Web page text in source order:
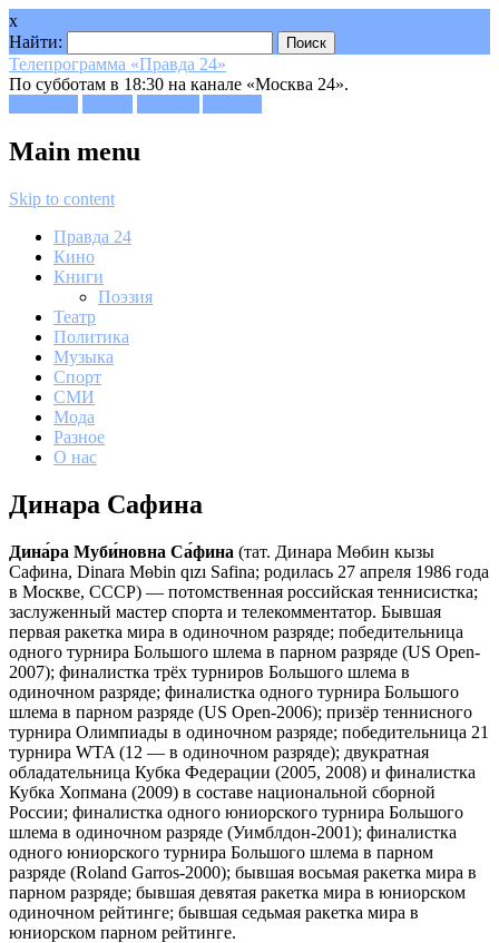
x
Найти:
Телепрограмма «Правда 24»
По субботам в 18:30 на канале «Москва 24».
Main menu
Skip to content
Правда 24
Кино
Книги
Поэзия
Театр
Политика
Музыка
Спорт
СМИ
Мода
Разное
О нас
Динара Сафина
Дина́ра Муби́новна Са́фина (тат. Динара Мөбин кызы
Сафина, Dinara Mɵbin qızı Safina; родилась 27 апреля 1986 года
в Москве, СССР) — потомственная российская теннисистка;
заслуженный мастер спорта и телекомментатор. Бывшая
первая ракетка мира в одиночном разряде; победительница
одного турнира Большого шлема в парном разряде (US Open-
2007); финалистка трёх турниров Большого шлема в
одиночном разряде; финалистка одного турнира Большого
шлема в парном разряде (US Open-2006); призёр теннисного
турнира Олимпиады в одиночном разряде; победительница 21
турнира WTA (12 — в одиночном разряде); двукратная
обладательница Кубка Федерации (2005, 2008) и финалистка
Кубка Хопмана (2009) в составе национальной сборной
России; финалистка одного юниорского турнира Большого
шлема в одиночном разряде (Уимблдон-2001); финалистка
одного юниорского турнира Большого шлема в парном
разряде (Roland Garros-2000); бывшая восьмая ракетка мира в
парном разряде; бывшая девятая ракетка мира в юниорском
одиночном рейтинге; бывшая седьмая ракетка мира в
юниорском парном рейтинге.